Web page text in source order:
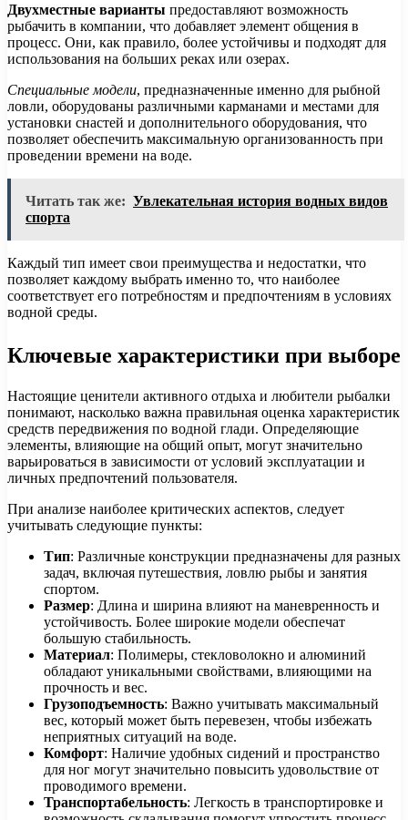
Двухместные варианты предоставляют возможность
рыбачить в компании, что добавляет элемент общения в
процесс. Они, как правило, более устойчивы и подходят для
использования на больших реках или озерах.
Специальные модели, предназначенные именно для рыбной
ловли, оборудованы различными карманами и местами для
установки снастей и дополнительного оборудования, что
позволяет обеспечить максимальную организованность при
проведении времени на воде.
Читать так же: Увлекательная история водных видов
спорта
Каждый тип имеет свои преимущества и недостатки, что
позволяет каждому выбрать именно то, что наиболее
соответствует его потребностям и предпочтениям в условиях
водной среды.
Ключевые характеристики при выборе
Настоящие ценители активного отдыха и любители рыбалки
понимают, насколько важна правильная оценка характеристик
средств передвижения по водной глади. Определяющие
элементы, влияющие на общий опыт, могут значительно
варьироваться в зависимости от условий эксплуатации и
личных предпочтений пользователя.
При анализе наиболее критических аспектов, следует
учитывать следующие пункты:
Тип: Различные конструкции предназначены для разных
задач, включая путешествия, ловлю рыбы и занятия
спортом.
Размер: Длина и ширина влияют на маневренность и
устойчивость. Более широкие модели обеспечат
большую стабильность.
Материал: Полимеры, стекловолокно и алюминий
обладают уникальными свойствами, влияющими на
прочность и вес.
Грузоподъемность: Важно учитывать максимальный
вес, который может быть перевезен, чтобы избежать
неприятных ситуаций на воде.
Комфорт: Наличие удобных сидений и пространство
для ног могут значительно повысить удовольствие от
проводимого времени.
Транспортабельность: Легкость в транспортировке и